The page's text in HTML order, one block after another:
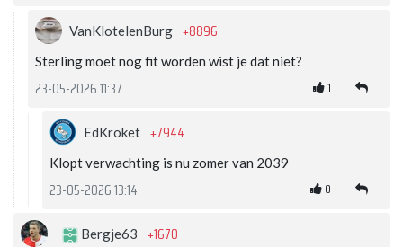
VanKlotelenBurg +8896
Sterling moet nog fit worden wist je dat niet?
23-05-2026 11:37 1
EdKroket +7944
Klopt verwachting is nu zomer van 2039
23-05-2026 13:14 0
Bergje63 +1670